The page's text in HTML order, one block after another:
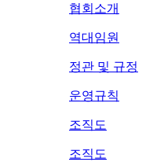
협회소개
역대임원
정관 및 규정
운영규칙
조직도
조직도